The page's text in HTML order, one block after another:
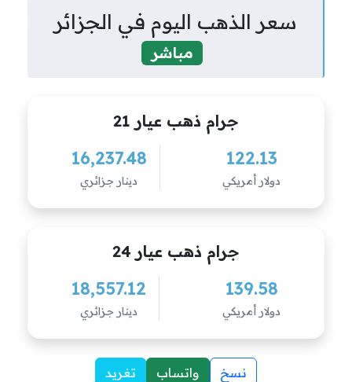
سعر الذهب اليوم في الجزائر
مباشر
جرام ذهب عيار 21
122.13
دولار أمريكي
16,237.48
دينار جزائري
جرام ذهب عيار 24
139.58
دولار أمريكي
18,557.12
دينار جزائري
نسخ واتساب تغريد